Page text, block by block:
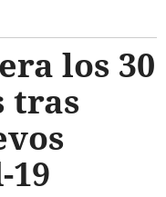
los 30
tras
19